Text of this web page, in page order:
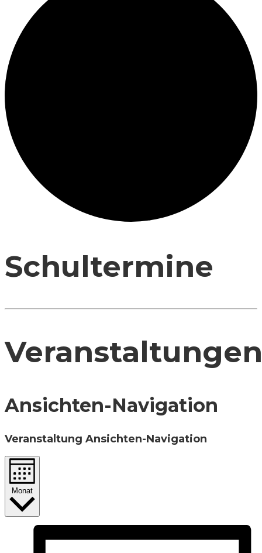
Schultermine
Veranstaltungen
Ansichten-Navigation
Veranstaltung Ansichten-Navigation
Monat